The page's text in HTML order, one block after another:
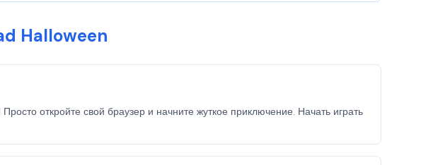
Halloween
откройте свой браузер и начните жуткое приключение. Начать играть